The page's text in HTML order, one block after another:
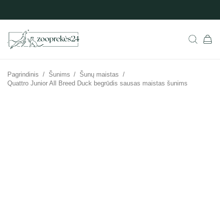
Pagrindinis / Šunims / Šunų maistas /
Quattro Junior All Breed Duck begrūdis sausas maistas šunims